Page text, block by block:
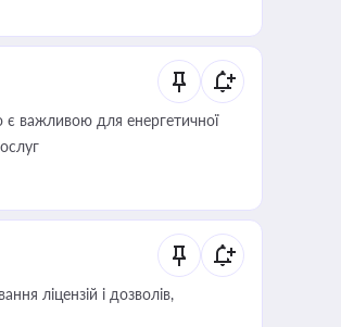
є важливою для енергетичної
ліцензій і дозволів,